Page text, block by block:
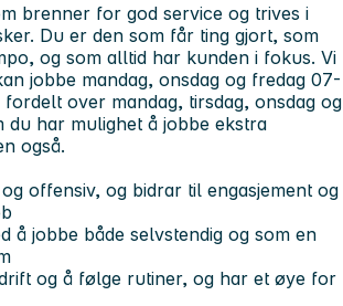
brenner for god service og trives i
Du er den som får ting gjort, som
og som alltid har kunden i fokus. Vi
jobbe mandag, onsdag og fredag 07-
over mandag, tirsdag, onsdag og
du har mulighet å jobbe ekstra
også.
offensiv, og bidrar til engasjement og
å jobbe både selvstendig og som en
og å følge rutiner, og har et øye for